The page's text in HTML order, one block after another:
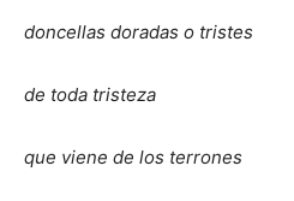
doncellas doradas o tristes
de toda tristeza
que viene de los terrones